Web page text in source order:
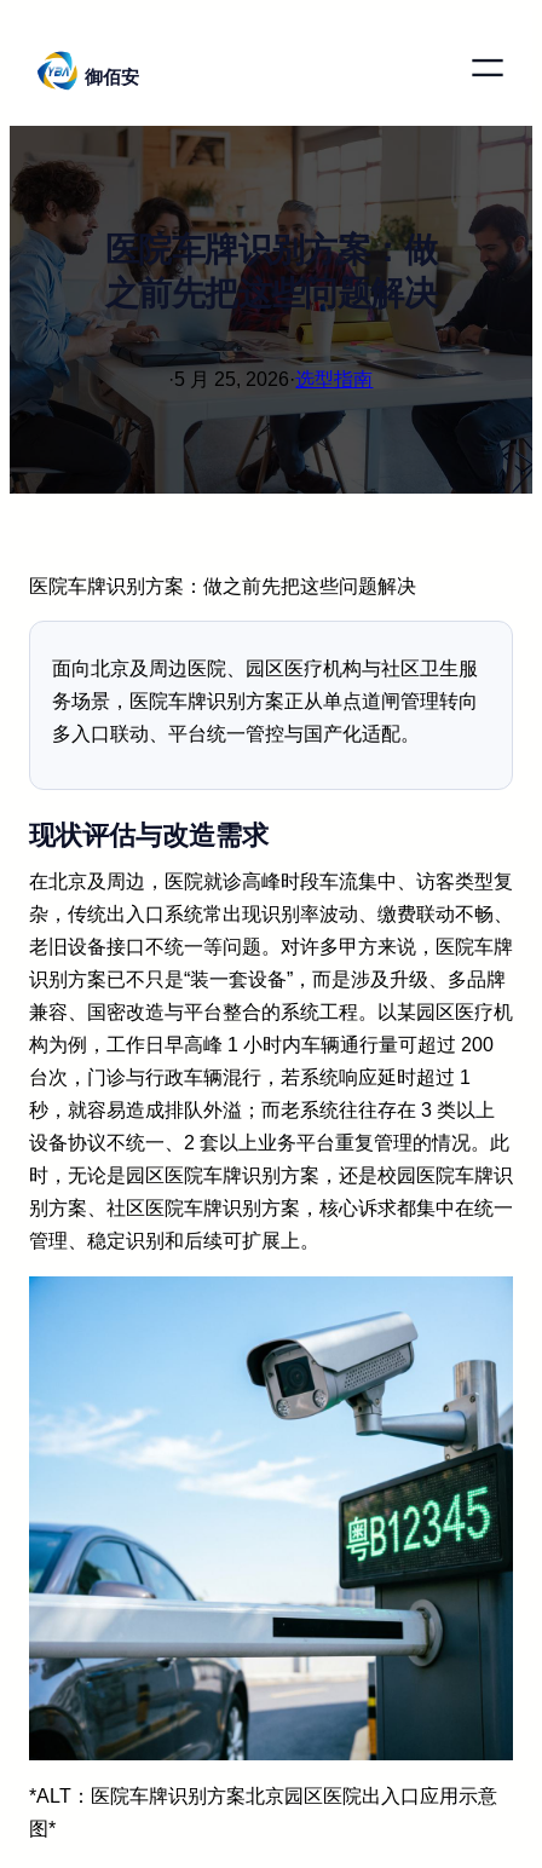
御佰安
医院车牌识别方案：做
之前先把这些问题解决
·5 月 25, 2026·选型指南
医院车牌识别方案：做之前先把这些问题解决
面向北京及周边医院、园区医疗机构与社区卫生服
务场景，医院车牌识别方案正从单点道闸管理转向
多入口联动、平台统一管控与国产化适配。
现状评估与改造需求
在北京及周边，医院就诊高峰时段车流集中、访客类型复
杂，传统出入口系统常出现识别率波动、缴费联动不畅、
老旧设备接口不统一等问题。对许多甲方来说，医院车牌
识别方案已不只是“装一套设备”，而是涉及升级、多品牌
兼容、国密改造与平台整合的系统工程。以某园区医疗机
构为例，工作日早高峰 1 小时内车辆通行量可超过 200
台次，门诊与行政车辆混行，若系统响应延时超过 1
秒，就容易造成排队外溢；而老系统往往存在 3 类以上
设备协议不统一、2 套以上业务平台重复管理的情况。此
时，无论是园区医院车牌识别方案，还是校园医院车牌识
别方案、社区医院车牌识别方案，核心诉求都集中在统一
管理、稳定识别和后续可扩展上。
*ALT：医院车牌识别方案北京园区医院出入口应用示意
图*